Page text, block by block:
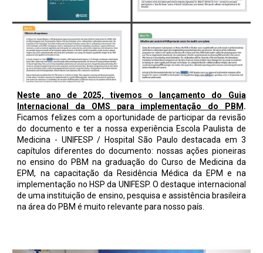
Neste ano de 2025, tivemos o lançamento do Guia
Internacional da OMS para implementação do PBM .
Ficamos felizes com a oportunidade de participar da revisão
do documento e ter a nossa experiência Escola Paulista de
Medicina - UNIFESP / Hospital São Paulo destacada em 3
capítulos diferentes do documento: nossas ações pioneiras
no ensino do PBM na graduação do Curso de Medicina da
EPM, na capacitação da Residência Médica da EPM e na
implementação no HSP da UNIFESP. O destaque internacional
de uma instituição de ensino, pesquisa e assistência brasileira
na área do PBM é muito relevante para nosso país.